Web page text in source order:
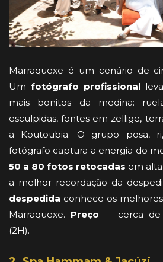
Marraquexe é um cenário de
Um fotógrafo profissional
mais bonitos da medina:
esculpidas, fontes em zellige,
a Koutoubia. O grupo posa,
fotógrafo captura a energia do
50 a 80 fotos retocadas em
a melhor recordação da
despedida conhece os
Marraquexe. Preço — cerca de
(2H).